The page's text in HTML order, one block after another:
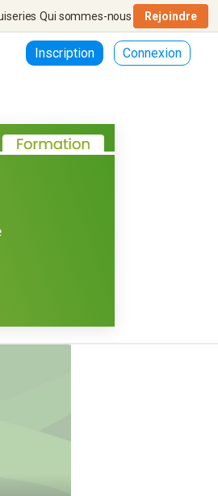
Qui sommes-nous Rejoindre
Inscription Connexion